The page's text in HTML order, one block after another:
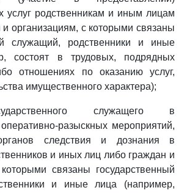
услуг родственникам и иным лицам
организациям, с которыми связаны
служащий, родственники и иные
состоят в трудовых, подрядных
отношениях по оказанию услуг,
имущественного характера);
служащего в
разыскных мероприятий,
следствия и дознания в
и иных лиц либо граждан и
связаны государственный
и иные лица (например,